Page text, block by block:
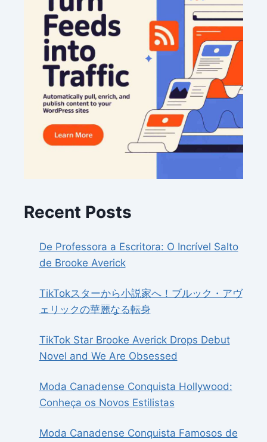
Recent Posts
De Professora a Escritora: O Incrível Salto
de Brooke Averick
TikTokスターから小説家へ！ブルック・アヴ
ェリックの華麗なる転身
TikTok Star Brooke Averick Drops Debut
Novel and We Are Obsessed
Moda Canadense Conquista Hollywood:
Conheça os Novos Estilistas
Moda Canadense Conquista Famosos de